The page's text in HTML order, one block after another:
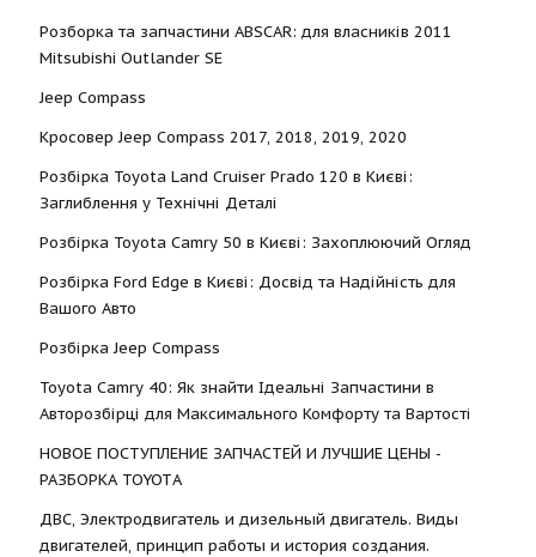
Розборка та запчастини ABSCAR: для власників 2011
Mitsubishi Outlander SE
Jeep Compass
Кросовер Jeep Compass 2017, 2018, 2019, 2020
Розбірка Toyota Land Cruiser Prado 120 в Києві:
Заглиблення у Технічні Деталі
Розбірка Toyota Camry 50 в Києві: Захоплюючий Огляд
Розбірка Ford Edge в Києві: Досвід та Надійність для
Вашого Авто
Розбірка Jeep Compass
Toyota Camry 40: Як знайти Ідеальні Запчастини в
Авторозбірці для Максимального Комфорту та Вартості
НОВОЕ ПОСТУПЛЕНИЕ ЗАПЧАСТЕЙ И ЛУЧШИЕ ЦЕНЫ -
РАЗБОРКА TOYOTА
ДВС, Электродвигатель и дизельный двигатель. Виды
двигателей, принцип работы и история создания.